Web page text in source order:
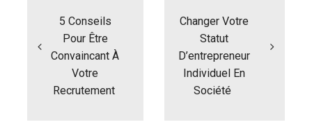
5 Conseils
Pour Être
Convaincant À
Votre
Recrutement
Changer Votre
Statut
D’entrepreneur
Individuel En
Société